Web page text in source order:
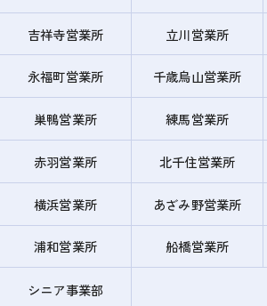
吉祥寺営業所 立川営業所
永福町営業所 千歳烏山営業所
巣鴨営業所 練馬営業所
赤羽営業所 北千住営業所
横浜営業所 あざみ野営業所
浦和営業所 船橋営業所
シニア事業部